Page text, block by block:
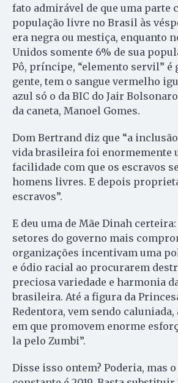
fato admirável de que uma parte
população livre no Brasil às
era negra ou mestiça, enquanto
Unidos somente 6% de sua
Pô, príncipe, “elemento servil” é
gente, tem o sangue vermelho
azul só o da BIC do Jair
da caneta, Manoel Gomes.
Dom Bertrand diz que “a
vida brasileira foi enormemente
facilidade com que os escravos
homens livres. E depois
escravos”.
E deu uma de Mãe Dinah certeira:
setores do governo mais
organizações incentivam uma
e ódio racial ao procurarem
preciosa variedade e harmonia
brasileira. Até a figura da
Redentora, vem sendo
em que promovem enorme
la pelo Zumbi”.
Disse isso ontem? Poderia, mas